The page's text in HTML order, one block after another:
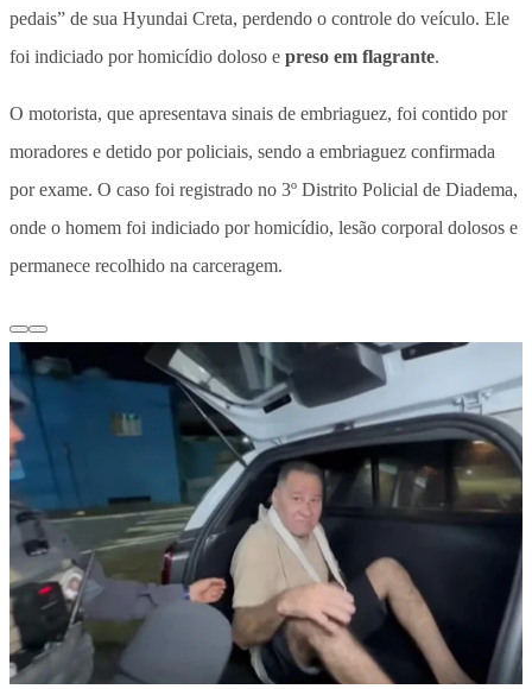
pedais” de sua Hyundai Creta, perdendo o controle do veículo. Ele
foi indiciado por homicídio doloso e preso em flagrante.
O motorista, que apresentava sinais de embriaguez, foi contido por
moradores e detido por policiais, sendo a embriaguez confirmada
por exame. O caso foi registrado no 3º Distrito Policial de Diadema,
onde o homem foi indiciado por homicídio, lesão corporal dolosos e
permanece recolhido na carceragem.